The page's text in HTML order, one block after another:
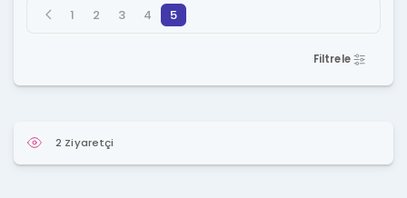
1 2 3 4 5
Filtrele
2 Ziyaretçi